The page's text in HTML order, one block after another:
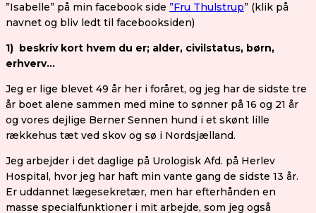
”Isabelle” på min facebook side ”Fru Thulstrup” (klik på
navnet og bliv ledt til facebooksiden)
1) beskriv kort hvem du er; alder, civilstatus, børn,
erhverv…
Jeg er lige blevet 49 år her i foråret, og jeg har de sidste tre
år boet alene sammen med mine to sønner på 16 og 21 år
og vores dejlige Berner Sennen hund i et skønt lille
rækkehus tæt ved skov og sø i Nordsjælland.
Jeg arbejder i det daglige på Urologisk Afd. på Herlev
Hospital, hvor jeg har haft min vante gang de sidste 13 år.
Er uddannet lægesekretær, men har efterhånden en
masse specialfunktioner i mit arbejde, som jeg også